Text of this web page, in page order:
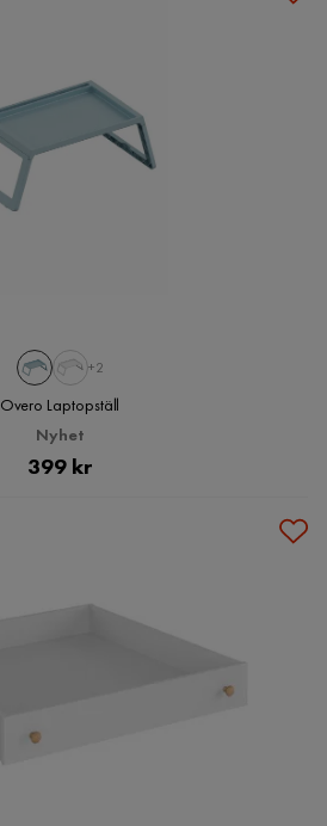
+2
Overo Laptopställ
Nyhet
Pris
399 kr